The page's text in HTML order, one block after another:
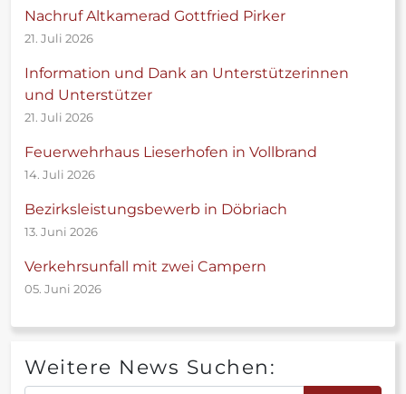
Nachruf Altkamerad Gottfried Pirker
21. Juli 2026
Information und Dank an Unterstützerinnen
und Unterstützer
21. Juli 2026
Feuerwehrhaus Lieserhofen in Vollbrand
14. Juli 2026
Bezirksleistungsbewerb in Döbriach
13. Juni 2026
Verkehrsunfall mit zwei Campern
05. Juni 2026
Weitere News Suchen: